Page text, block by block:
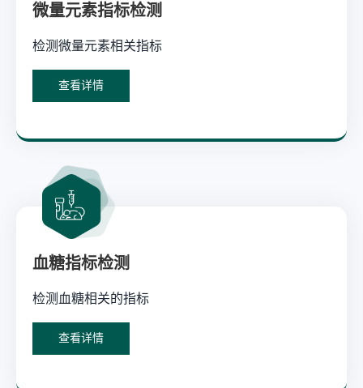
微量元素指标检测
检测微量元素相关指标
查看详情
血糖指标检测
检测血糖相关的指标
查看详情